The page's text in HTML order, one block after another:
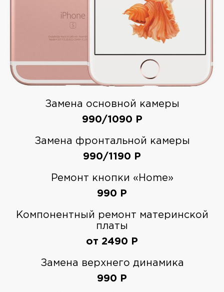
Замена основной камеры
990/1090
Р
Замена фронтальной камеры
990/1190
Р
Ремонт кнопки «Home»
990
Р
Компонентный ремонт материнской
платы
от 2490
Р
Замена верхнего динамика
990
Р